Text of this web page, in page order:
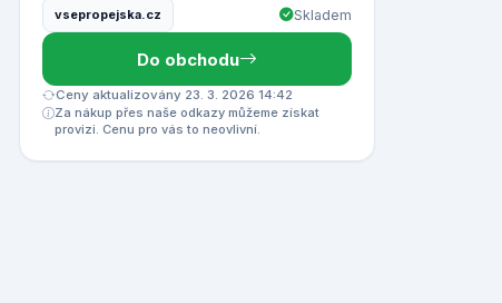
vsepropejska.cz Skladem
Do obchodu
Ceny aktualizovány 23. 3. 2026 14:42
Za nákup přes naše odkazy můžeme získat
provizi. Cenu pro vás to neovlivní.